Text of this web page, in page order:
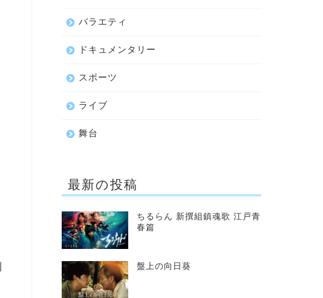
バラエティ
ドキュメンタリー
スポーツ
ライブ
舞台
最新の投稿
ちるらん 新撰組鎮魂歌 江戸青
春篇
盤上の向日葵